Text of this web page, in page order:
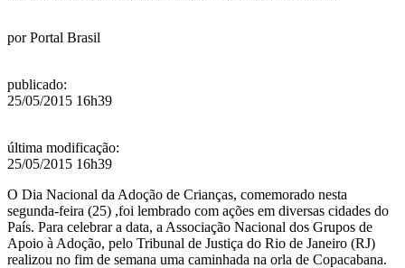
porPortal Brasil
publicado:
25/05/2015 16h39
última modificação:
25/05/2015 16h39
O Dia Nacional da Adoção de Crianças, comemorado nesta
segunda-feira (25) ,foi lembrado com ações em diversas cidades do
País. Para celebrar a data, a Associação Nacional dos Grupos de
Apoio à Adoção, pelo Tribunal de Justiça do Rio de Janeiro (RJ)
realizou no fim de semana uma caminhada na orla de Copacabana.